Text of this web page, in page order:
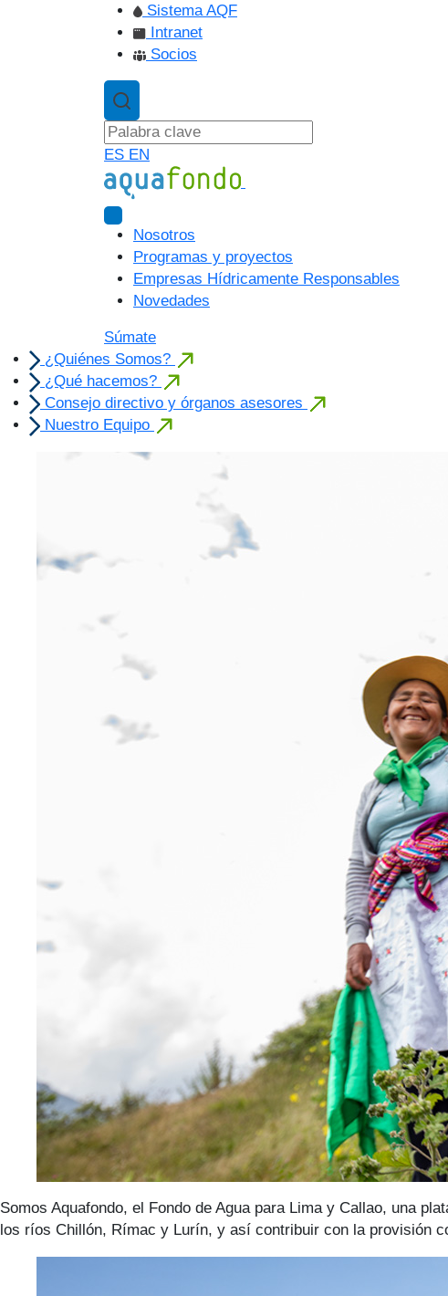
Sistema AQF
Intranet
Socios
ES EN
Nosotros
Programas y proyectos
Empresas Hídricamente Responsables
Novedades
Súmate
¿Quiénes Somos?
¿Qué hacemos?
Consejo directivo y órganos asesores
Nuestro Equipo
Somos Aquafondo, el Fondo de Agua para Lima y Callao, una
los ríos Chillón, Rímac y Lurín, y así contribuir con la provisión